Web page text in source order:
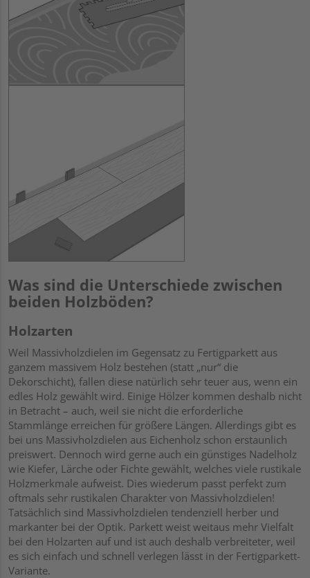
Was sind die Unterschiede zwischen
beiden Holzböden?
Holzarten
Weil Massivholzdielen im Gegensatz zu Fertigparkett aus
ganzem massivem Holz bestehen (statt „nur“ die
Dekorschicht), fallen diese natürlich sehr teuer aus, wenn ein
edles Holz gewählt wird. Einige Hölzer kommen deshalb nicht
in Betracht – auch, weil sie nicht die erforderliche
Stammlänge erreichen für größere Längen. Allerdings gibt es
bei uns Massivholzdielen aus Eichenholz schon erstaunlich
preiswert. Dennoch wird gerne auch ein günstiges Nadelholz
wie Kiefer, Lärche oder Fichte gewählt, welches viele rustikale
Holzmerkmale aufweist. Dies wiederum passt perfekt zum
oftmals sehr rustikalen Charakter von Massivholzdielen!
Tatsächlich sind Massivholzdielen tendenziell herber und
markanter bei der Optik. Parkett weist weitaus mehr Vielfalt
bei den Holzarten auf und ist auch deshalb verbreiteter, weil
es sich einfach und schnell verlegen lässt in der Fertigparkett-
Variante.